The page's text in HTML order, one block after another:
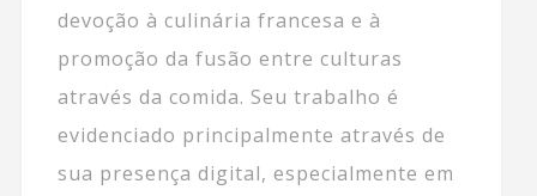
devoção à culinária francesa e à
promoção da fusão entre culturas
através da comida. Seu trabalho é
evidenciado principalmente através de
sua presença digital, especialmente em